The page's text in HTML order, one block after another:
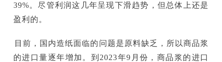
39%。尽管利润这几年呈现下滑趋势，但总体上还是
盈利的。
前，国内造纸面临的问题是原料缺乏，所以商品浆
的进口量逐年增加。到2023年9月份，商品浆的进口